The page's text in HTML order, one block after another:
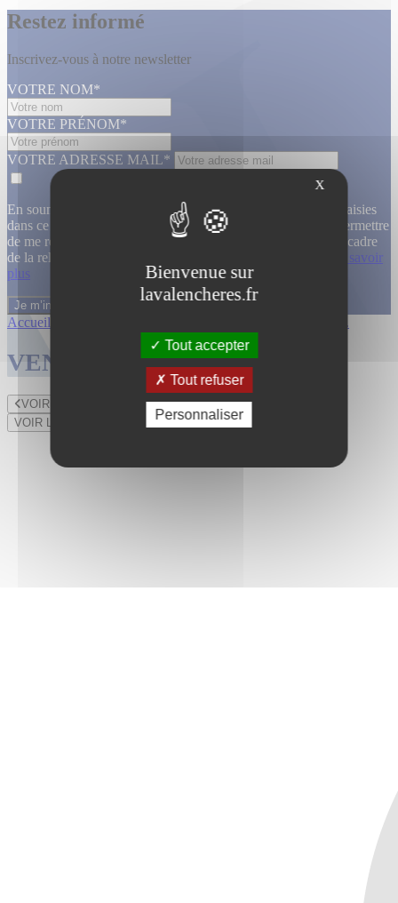
Restez informé
Inscrivez-vous à notre newsletter
VOTRE NOM*
VOTRE PRÉNOM*
VOTRE ADRESSE MAIL*
En soumettant ce formulaire, j’accepte que les informations saisies
dans ce formulaire soient utilisées, exploitées, traitées pour permettre
de me recontacter, pour m’envoyer des informations, dans le cadre
de la relation commerciale qui découle de cette demande.
En savoir
plus
Accueil Entier mobilier...
VENTES TERMINÉES
VOIR LE LOT PRÉCÉDENT
VOIR LE LOT SUIVANT
X
Bienvenue sur
lavalencheres.fr
Tout accepter
Tout refuser
Personnaliser